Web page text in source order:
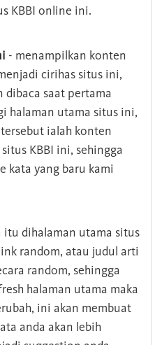
KBBI online ini.
- menampilkan konten
cirihas situs ini,
dibaca saat pertama
halaman utama situs ini,
ialah konten
KBBI ini, sehingga
kata yang baru kami
dihalaman utama situs
random, atau judul arti
random, sehingga
halaman utama maka
ini akan membuat
anda akan lebih